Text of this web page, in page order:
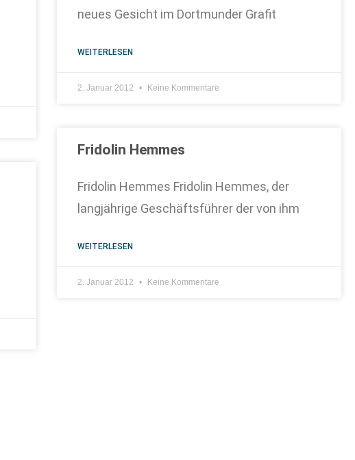
neues Gesicht im Dortmunder Grafit
WEITERLESEN
2. Januar 2012 Keine Kommentare
Fridolin Hemmes
Fridolin Hemmes Fridolin Hemmes, der
langjährige Geschäftsführer der von ihm
WEITERLESEN
2. Januar 2012 Keine Kommentare